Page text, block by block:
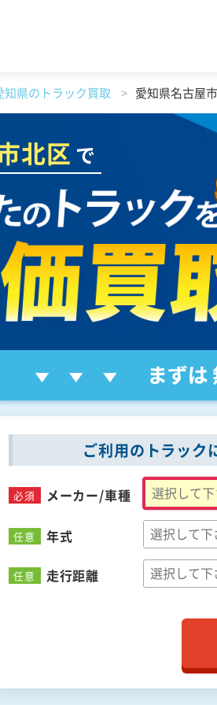
知県のトラック買取 愛知県名古屋
北区 で
ご利用のトラック
必須 メーカー/車種
任意 年式
任意 走行距離